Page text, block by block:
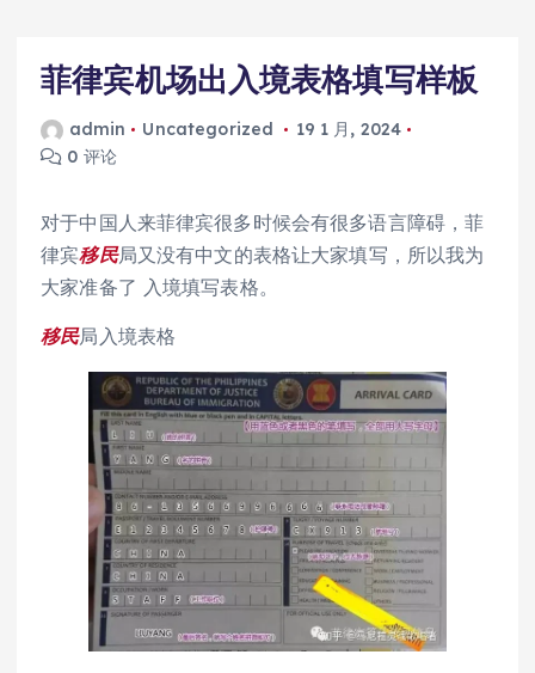
菲律宾机场出入境表格填写样板
admin Uncategorized
19 1 月, 2024
0 评论
对于中国人来菲律宾很多时候会有很多语言障碍，菲
律宾移民局又没有中文的表格让大家填写，所以我为
大家准备了 入境填写表格。
移民局入境表格